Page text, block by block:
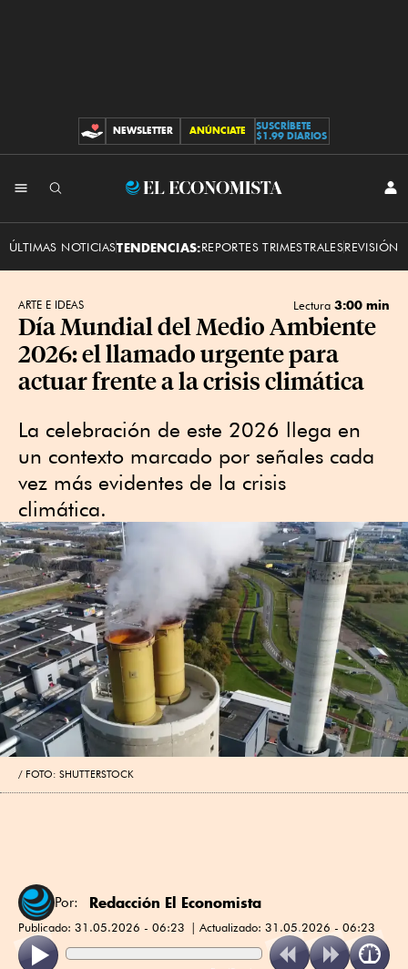
CONTRIBUCIONES
NEWSLETTER ANÚNCIATE
SUSCRÍBETE
$1.99 DIARIOS
El
ÚLTIMAS NOTICIASTENDENCIAS:REPORTES TRIMESTRALESREVISIÓN
ARTE E IDEAS Lectura 3:00 min
Día Mundial del Medio Ambiente
2026: el llamado urgente para
actuar frente a la crisis climática
La celebración de este 2026 llega en
un contexto marcado por señales cada
vez más evidentes de la crisis
climática.
FOTO: SHUTTERSTOCK
Por: Redacción El Economista
Publicado: 31.05.2026 - 06:23 Actualizado: 31.05.2026 - 06:23